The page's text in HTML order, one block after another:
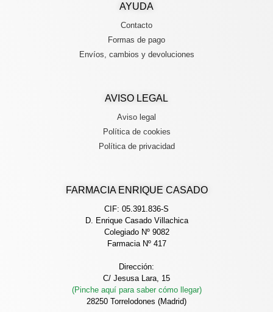
FARMACIA ENRIQUE CASADO
CIF: 05.391.836-S
D. Enrique Casado Villachica
Colegiado Nº 9082
Farmacia Nº 417
Dirección:
C/ Jesusa Lara, 15
(Pinche aquí para saber cómo llegar)
28250 Torrelodones (Madrid)
AVISO LEGAL
Aviso legal
Política de cookies
Política de privacidad
AYUDA
Contacto
Formas de pago
Envíos, cambios y devoluciones